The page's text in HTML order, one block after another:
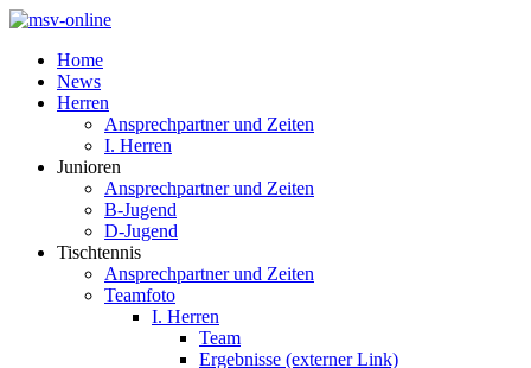
Home
News
Herren
Ansprechpartner und Zeiten
I. Herren
Junioren
Ansprechpartner und Zeiten
B-Jugend
D-Jugend
Tischtennis
Ansprechpartner und Zeiten
Teamfoto
I. Herren
Team
Ergebnisse (externer Link)